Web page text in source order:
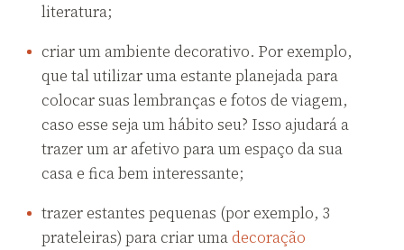
literatura;
criar um ambiente decorativo. Por exemplo,
que tal utilizar uma estante planejada para
colocar suas lembranças e fotos de viagem,
caso esse seja um hábito seu? Isso ajudará a
trazer um ar afetivo para um espaço da sua
casa e fica bem interessante;
trazer estantes pequenas (por exemplo, 3
prateleiras) para criar umadecoração